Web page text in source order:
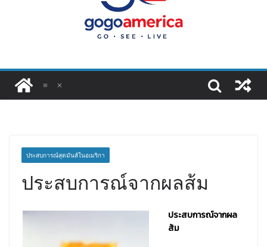
ประสบการณ์สุดมันส์ในอเมริกา
ประสบการณ์จากผลส้ม
ประสบการณ์จากผล
ส้ม